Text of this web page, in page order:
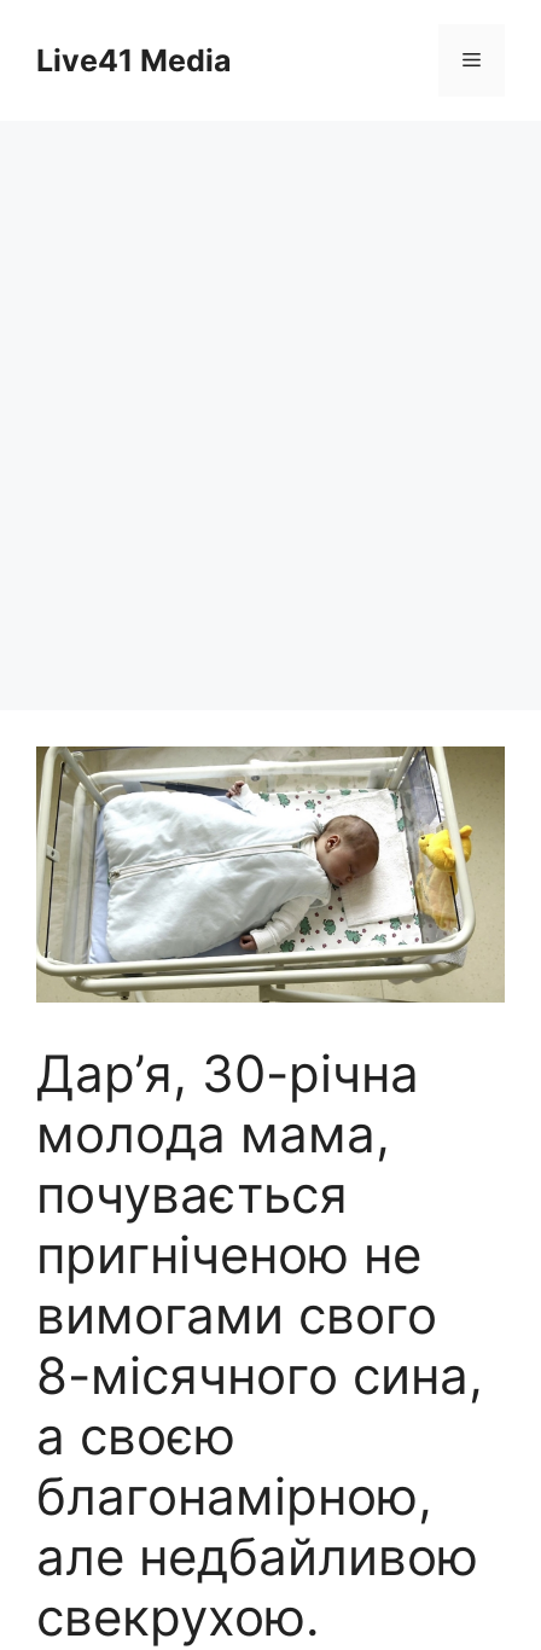
contentLive41 Media Menu
Дар’я, 30-річна
молода мама,
почувається
пригніченою не
вимогами свого
8-місячного сина,
а своєю
благонамірною,
але недбайливою
свекрухою.